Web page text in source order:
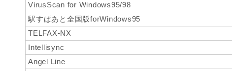
VirusScan for Windows95/98
駅すぱあと全国版forWindows95
TELFAX-NX
Intellisync
Angel Line